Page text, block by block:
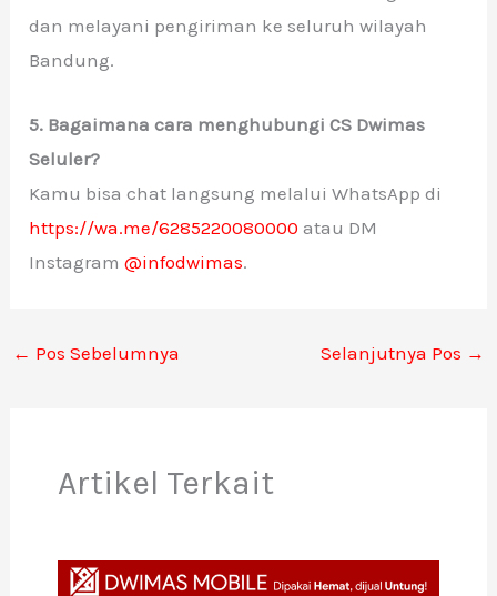
dan melayani pengiriman ke seluruh wilayah
Bandung.
5. Bagaimana cara menghubungi CS Dwimas
Seluler?
Kamu bisa chat langsung melalui WhatsApp di
https://wa.me/6285220080000 atau DM
Instagram@infodwimas.
← Pos Sebelumnya Selanjutnya Pos →
Artikel Terkait